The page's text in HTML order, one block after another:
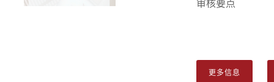
审核要点
更多信息